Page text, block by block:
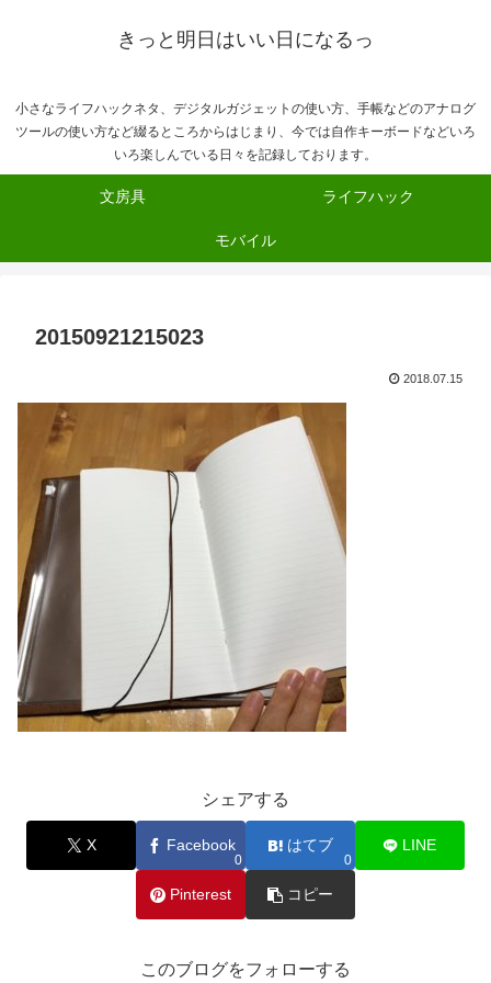
きっと明日はいい日になるっ
小さなライフハックネタ、デジタルガジェットの使い方、手帳などのアナログ
ツールの使い方など綴るところからはじまり、今では自作キーボードなどいろ
いろ楽しんでいる日々を記録しております。
文房具 ライフハック
モバイル
20150921215023
2018.07.15
シェアする
X Facebook
0
はてブ
0
LINE
Pinterest コピー
このブログをフォローする